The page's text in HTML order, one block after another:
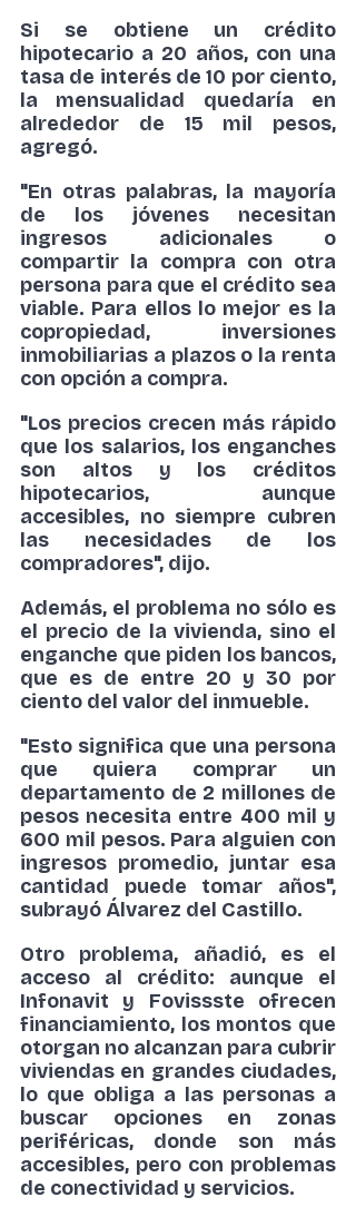
Si se obtiene un crédito
hipotecario a 20 años, con una
tasa de interés de 10 por ciento,
la mensualidad quedaría en
alrededor de 15 mil pesos,
agregó.
"En otras palabras, la mayoría
ingresos adicionales o
compartir la compra con otra
persona para que el crédito sea
viable. Para ellos lo mejor es la
copropiedad, inversiones
inmobiliarias a plazos o la renta
con opción a compra.
"Los precios crecen más rápido
que los salarios, los enganches
son altos y los créditos
hipotecarios, aunque
accesibles, no siempre cubren
las necesidades de los
compradores", dijo.
Además, el problema no sólo es
enganche que piden los bancos,
que es de entre 20 y 30 por
ciento del valor del inmueble.
"Esto significa que una persona
que quiera comprar un
departamento de 2 millones de
pesos necesita entre 400 mil y
600 mil pesos. Para alguien con
ingresos promedio, juntar esa
cantidad puede tomar años",
subrayó Álvarez del Castillo.
Otro problema, añadió, es el
acceso al crédito: aunque el
Infonavit y Fovissste ofrecen
financiamiento, los montos que
otorgan no alcanzan para cubrir
viviendas en grandes ciudades,
lo que obliga a las personas a
buscar opciones en zonas
periféricas, donde son más
accesibles, pero con problemas
de conectividad y servicios.